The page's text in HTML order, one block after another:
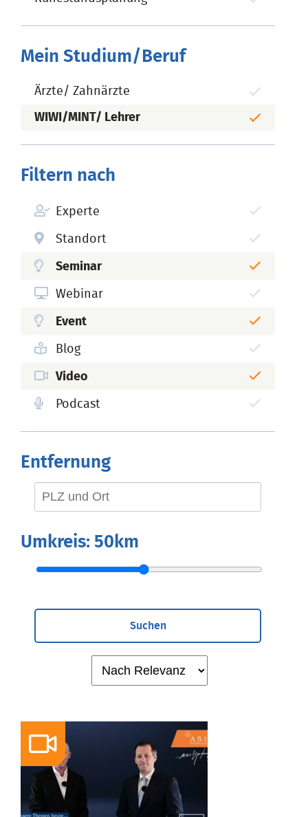
Mein Studium/Beruf
Ärzte/ Zahnärzte
WIWI/MINT/ Lehrer
Filtern nach
Experte
Standort
Seminar
Webinar
Event
Blog
Video
Podcast
Entfernung
Umkreis: 50km
Suchen